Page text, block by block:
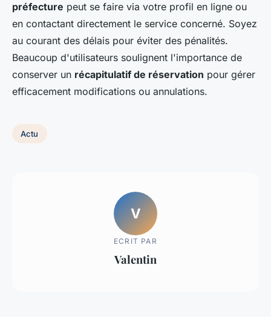
préfecture peut se faire via votre profil en ligne ou
en contactant directement le service concerné. Soyez
au courant des délais pour éviter des pénalités.
Beaucoup d'utilisateurs soulignent l'importance de
conserver un récapitulatif de réservation pour gérer
efficacement modifications ou annulations.
Actu
V
ECRIT PAR
Valentin